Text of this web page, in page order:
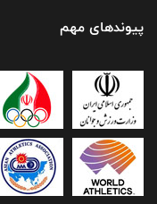
پیوندهای مهم